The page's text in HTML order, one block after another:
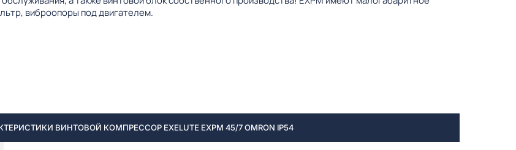
виброопоры под двигателем.
ВИНТОВОЙ КОМПРЕССОР EXELUTE EXPM 45/7 OMRON IP54